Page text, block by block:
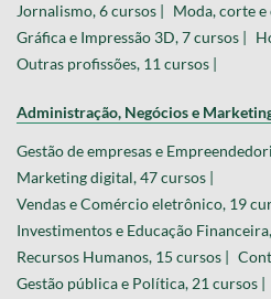
Jornalismo, 6 cursos | Moda, corte e
Gráfica e Impressão 3D, 7 cursos |
Outras profissões, 11 cursos |
Administração, Negócios e
Gestão de empresas e
Marketing digital, 47 cursos |
Vendas e Comércio eletrônico, 19
Investimentos e Educação
Recursos Humanos, 15 cursos |
Gestão pública e Política, 21 cursos |